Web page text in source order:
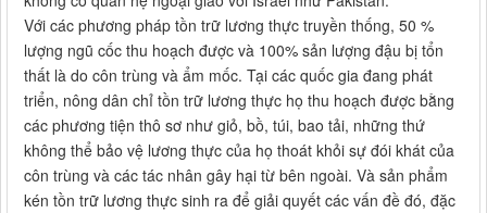
Với các phương pháp tồn trữ lương thực truyền thống, 50 %
lượng ngũ cốc thu hoạch được và 100% sản lượng đậu bị tổn
thất là do côn trùng và ẩm mốc. Tại các quốc gia đang phát
triển, nông dân chỉ tồn trữ lương thực họ thu hoạch được bằng
các phương tiện thô sơ như giỏ, bồ, túi, bao tải, những thứ
không thể bảo vệ lương thực của họ thoát khỏi sự đói khát của
côn trùng và các tác nhân gây hại từ bên ngoài. Và sản phẩm
kén tồn trữ lương thực sinh ra để giải quyết các vấn đề đó, đặc